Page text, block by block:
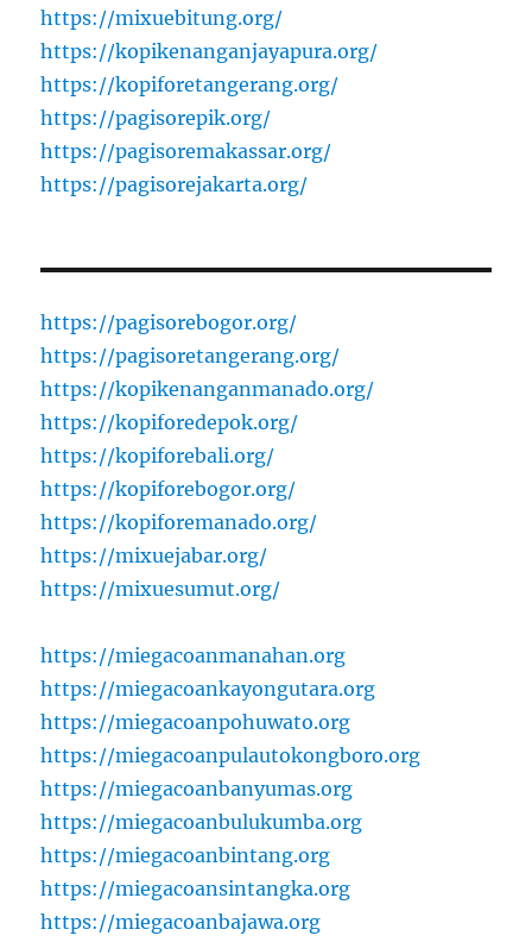
https://mixuebitung.org/
https://kopikenanganjayapura.org/
https://kopiforetangerang.org/
https://pagisorepik.org/
https://pagisoremakassar.org/
https://pagisorejakarta.org/
https://pagisorebogor.org/
https://pagisoretangerang.org/
https://kopikenanganmanado.org/
https://kopiforedepok.org/
https://kopiforebali.org/
https://kopiforebogor.org/
https://kopiforemanado.org/
https://mixuejabar.org/
https://mixuesumut.org/
https://miegacoanmanahan.org
https://miegacoankayongutara.org
https://miegacoanpohuwato.org
https://miegacoanpulautokongboro.org
https://miegacoanbanyumas.org
https://miegacoanbulukumba.org
https://miegacoanbintang.org
https://miegacoansintangka.org
https://miegacoanbajawa.org